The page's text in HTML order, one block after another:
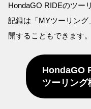
HondaGO RIDEのツー
記録は「MYツーリン
開することもできます。
HondaGO
ツーリング